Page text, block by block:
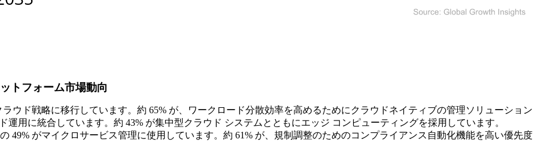
トフォーム市場動向
ウド戦略に移行しています。約 65% が、ワークロード分散効率を高めるためにクラウドネイティブの管理ソリューション
用に統合しています。約 43% が集中型クラウド システムとともにエッジ コンピューティングを採用しています。
49% がマイクロサービス管理に使用しています。約 61% が、規制調整のためのコンプライアンス自動化機能を高い優先度